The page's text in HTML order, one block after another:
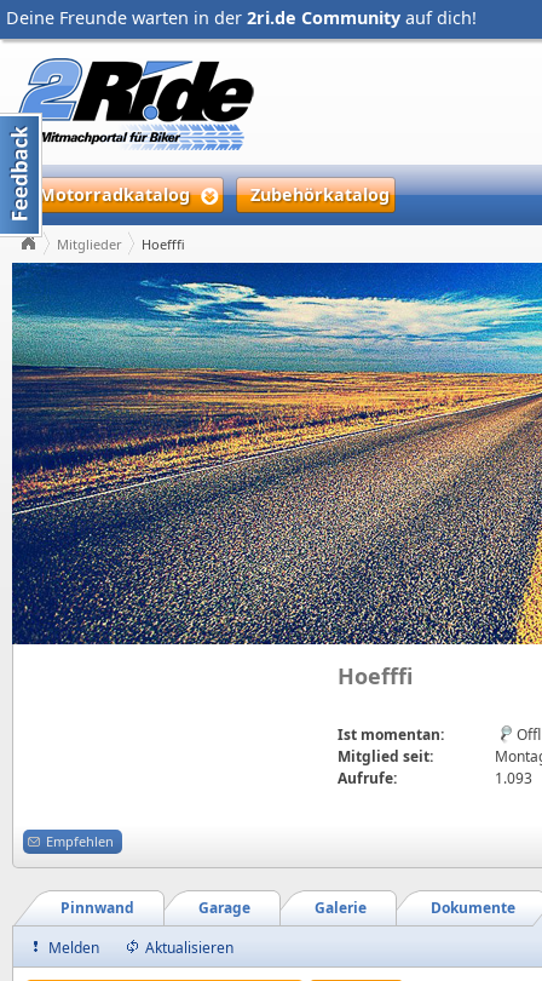
Deine Freunde warten in der 2ri.de Community auf dich!
Motorradkatalog Zubehörkatalog
Mitglieder Hoefffi
Hoefffi
Ist momentan:
Mitglied seit:
Aufrufe:
1.093
Empfehlen
Dokumente
Galerie
Garage
Pinnwand
Melden
Aktualisieren